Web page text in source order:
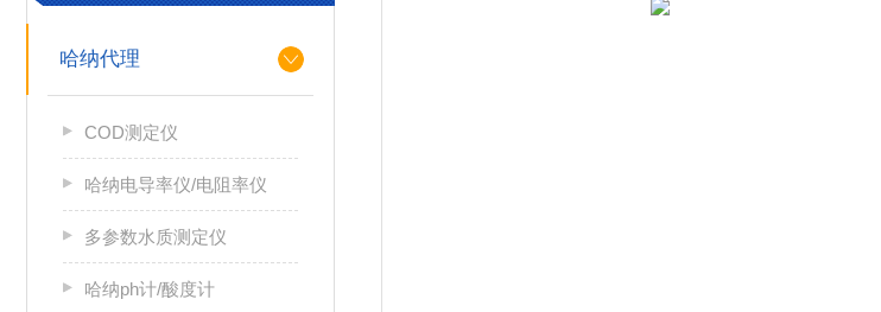
哈纳代理
COD测定仪
哈纳电导率仪/电阻率仪
多参数水质测定仪
哈纳ph计/酸度计